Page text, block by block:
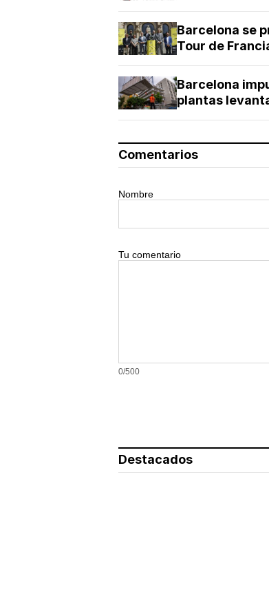
Barcelona se
Tour de
Barcelona
plantas
Comentarios
Nombre
Tu comentario
0/500
Destacados